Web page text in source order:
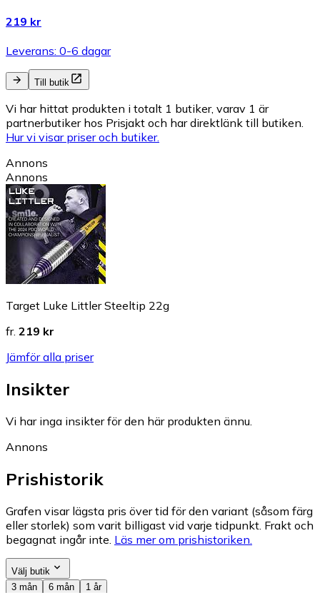
219 kr
Leverans: 0-6 dagar
Till butik
Vi har hittat produkten i totalt 1 butiker, varav 1 är
partnerbutiker hos Prisjakt och har direktlänk till butiken.
Hur vi visar priser och butiker.
Annons
Annons
Target Luke Littler Steeltip 22g
fr. 219 kr
Jämför alla priser
Insikter
Vi har inga insikter för den här produkten ännu.
Annons
Prishistorik
Grafen visar lägsta pris över tid för den variant (såsom färg
eller storlek) som varit billigast vid varje tidpunkt. Frakt och
begagnat ingår inte. Läs mer om prishistoriken.
Välj butik
3 mån
6 mån 1 år